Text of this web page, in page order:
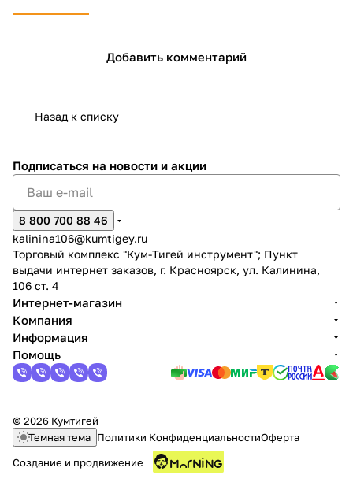
Добавить комментарий
Назад к списку
Подписаться на новости и акции
8 800 700 88 46
kalinina106@kumtigey.ru
Торговый комплекс "Кум-Тигей инструмент"; Пункт
выдачи интернет заказов, г. Красноярск, ул. Калинина,
106 ст. 4
Интернет-магазин
Компания
Информация
Помощь
© 2026 Кумтигей
Темная тема Политики КонфиденциальностиОферта
Создание и продвижение
раз в 2 недели